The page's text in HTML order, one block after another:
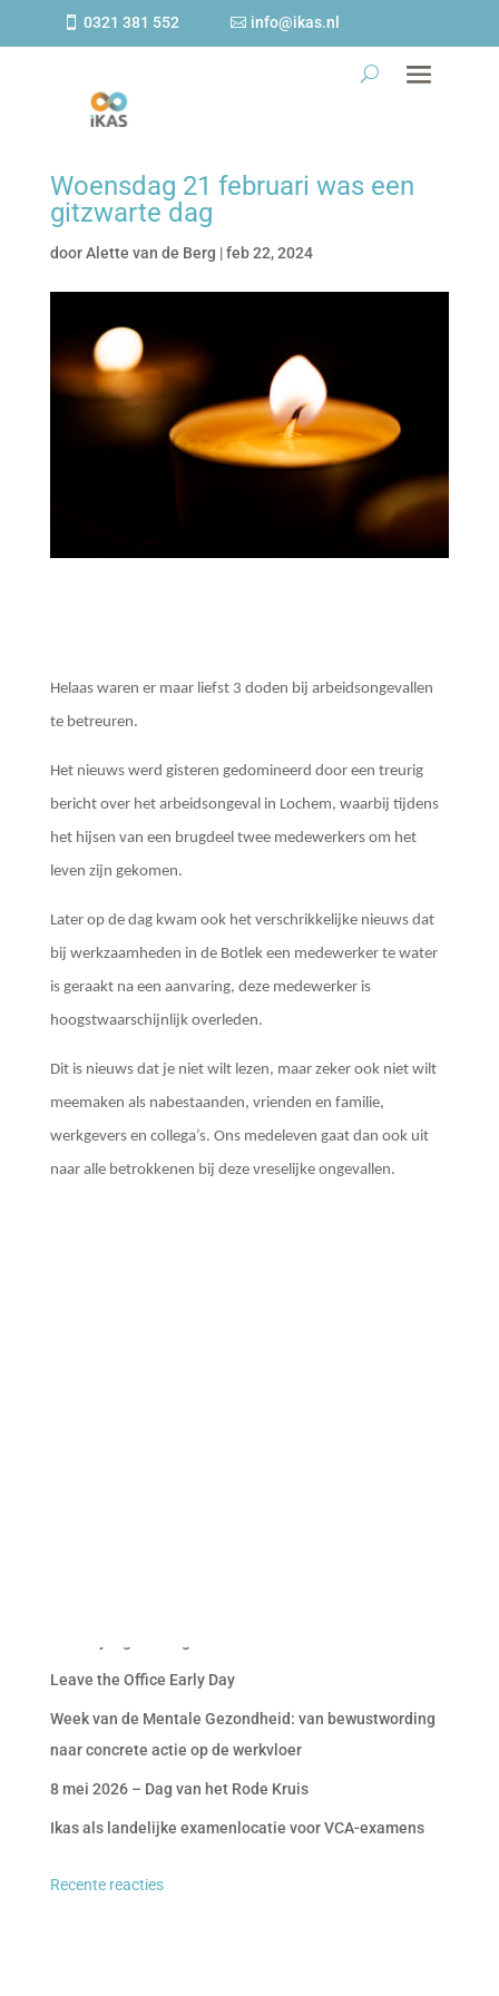
0321 381 552 info@ikas.nl
Woensdag 21 februari was een
gitzwarte dag
doorAlette van de Berg |feb 22, 2024
Helaas waren er maar liefst 3 doden bij arbeidsongevallen
te betreuren.
Het nieuws werd gisteren gedomineerd door een treurig
bericht over het arbeidsongeval in Lochem, waarbij tijdens
het hijsen van een brugdeel twee medewerkers om het
leven zijn gekomen.
Later op de dag kwam ook het verschrikkelijke nieuws dat
bij werkzaamheden in de Botlek een medewerker te water
is geraakt na een aanvaring, deze medewerker is
hoogstwaarschijnlijk overleden.
Dit is nieuws dat je niet wilt lezen, maar zeker ook niet wilt
meemaken als nabestaanden, vrienden en familie,
werkgevers en collega’s. Ons medeleven gaat dan ook uit
naar alle betrokkenen bij deze vreselijke ongevallen.
Leave the Office Early Day
Week van de Mentale Gezondheid: van bewustwording
naar concrete actie op de werkvloer
8 mei 2026 – Dag van het Rode Kruis
Ikas als landelijke examenlocatie voor VCA-examens
Recente reacties